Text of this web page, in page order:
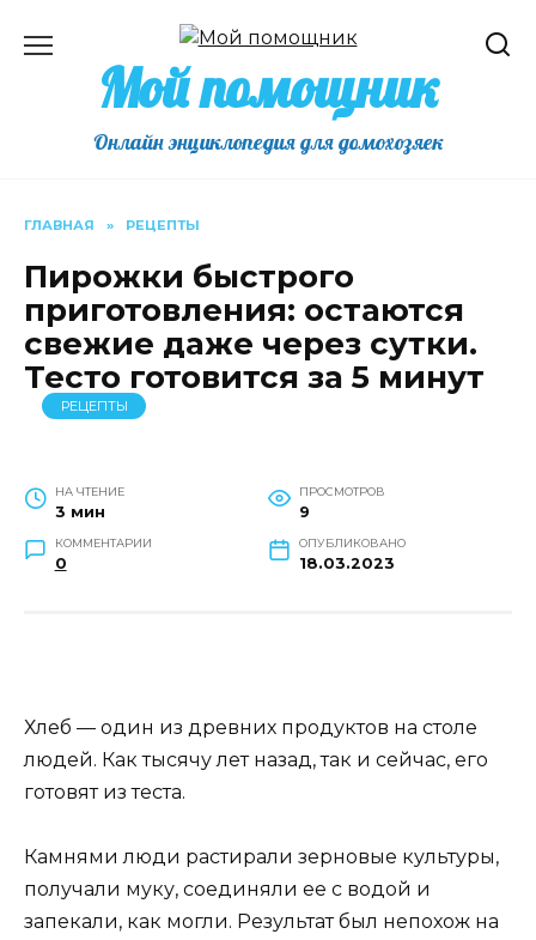
содержаниюМой помощник
Онлайн энциклопедия для домохозяек
ГЛАВНАЯ » РЕЦЕПТЫ
Пирожки быстрого
приготовления: остаются
свежие даже через сутки.
Тесто готовится за 5 минут
РЕЦЕПТЫ
НА ЧТЕНИЕ
3 мин
ПРОСМОТРОВ
9
КОММЕНТАРИИ
0
ОПУБЛИКОВАНО
18.03.2023
Хлеб — один из древних продуктов на столе
людей. Как тысячу лет назад, так и сейчас, его
готовят из теста.
Камнями люди растирали зерновые культуры,
получали муку, соединяли ее с водой и
запекали, как могли. Результат был непохож на